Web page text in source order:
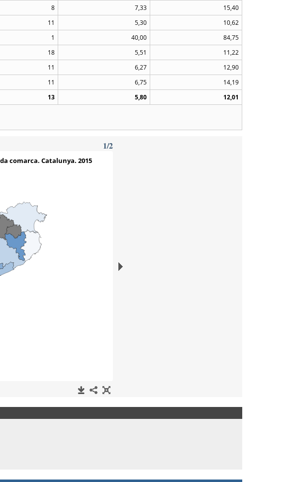
8 7,33
15,40
11 5,30
10,62
1 40,00
84,75
18 5,51
11,22
11 6,27
12,90
11 6,75
14,19
13 5,80
12,01